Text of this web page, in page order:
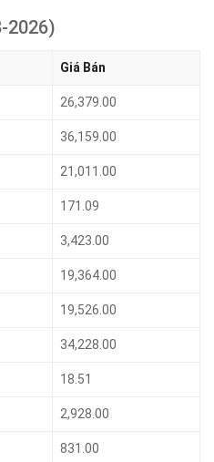
2026)
Giá Bán
26,379.00
36,159.00
21,011.00
171.09
3,423.00
19,364.00
19,526.00
34,228.00
18.51
2,928.00
831.00